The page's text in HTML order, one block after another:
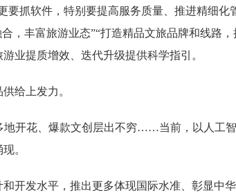
要抓软件，特别要提高服务质量、推进精细
，丰富旅游业态”“打造精品文旅品牌和线
业提质增效、迭代升级提供科学指引。
给上发力。
地开花、爆款文创层出不穷……当前，以人工
。
开发水平，推出更多体现国际水准、彰显中